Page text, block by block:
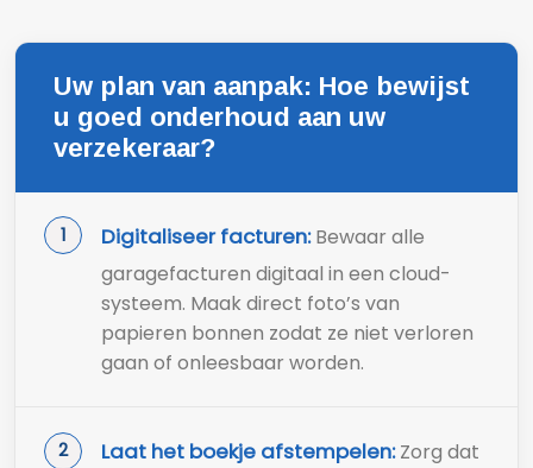
Uw plan van aanpak: Hoe bewijst
u goed onderhoud aan uw
verzekeraar?
Digitaliseer facturen:Bewaar alle
garagefacturen digitaal in een cloud-
systeem. Maak direct foto’s van
papieren bonnen zodat ze niet verloren
gaan of onleesbaar worden.
Laat het boekje afstempelen:Zorg dat